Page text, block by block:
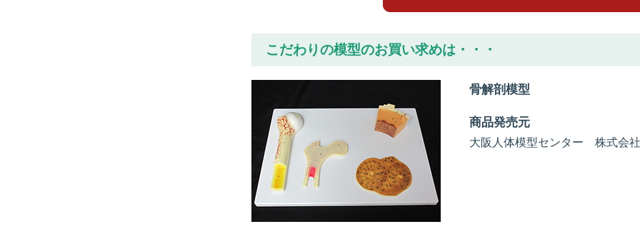
こだわりの模型のお買い求めは・・・
骨解剖模型
商品発売元
大阪人体模型センター 株式会